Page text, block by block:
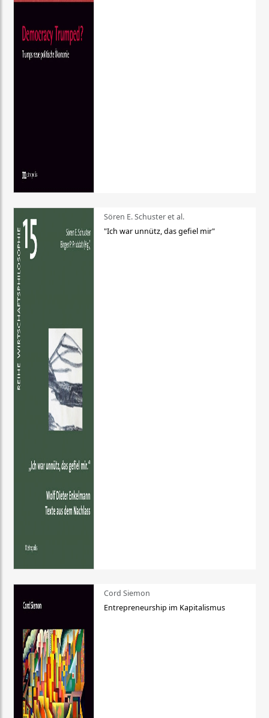
Sören E. Schuster et al.
"Ich war unnütz, das gefiel mir"
Cord Siemon
Entrepreneurship im Kapitalismus